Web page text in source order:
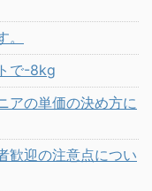
で-8kg
アの単価の決め方に
歓迎の注意点につい